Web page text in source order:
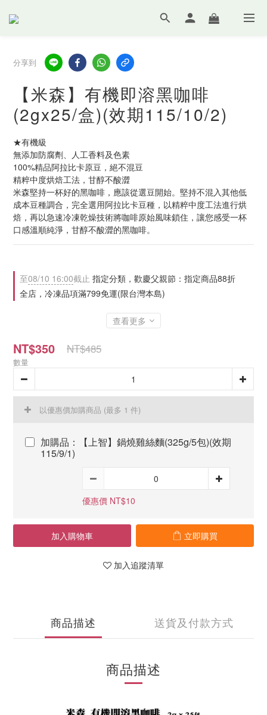
分享到
【米森】有機即溶黑咖啡
(2gx25/盒)(效期115/10/2)
★有機級
無添加防腐劑、人工香料及色素
100%精品阿拉比卡原豆，絕不混豆
精粹中度烘焙工法，甘醇不酸澀
米森堅持一杯好的黑咖啡，應該從選豆開始。堅持不混入其他低
成本豆種調合，完全選用阿拉比卡豆種，以精粹中度工法進行烘
焙，再以急速冷凍乾燥技術將咖啡原始風味鎖住，讓您感受一杯
口感溫順純淨，甘醇不酸澀的黑咖啡。
至08/10 16:00截止 指定分類，歡慶父親節：指定商品88折
全店，冷凍品項滿799免運(限台灣本島)
查看更多
NT$350 NT$485
數量
以優惠價加購商品 (最多 1 件)
加購品：【上智】鍋燒雞絲麵(325g/5包)(效期
115/9/1)
優惠價 NT$10
加入購物車 立即購買
加入追蹤清單
商品描述 送貨及付款方式
商品描述